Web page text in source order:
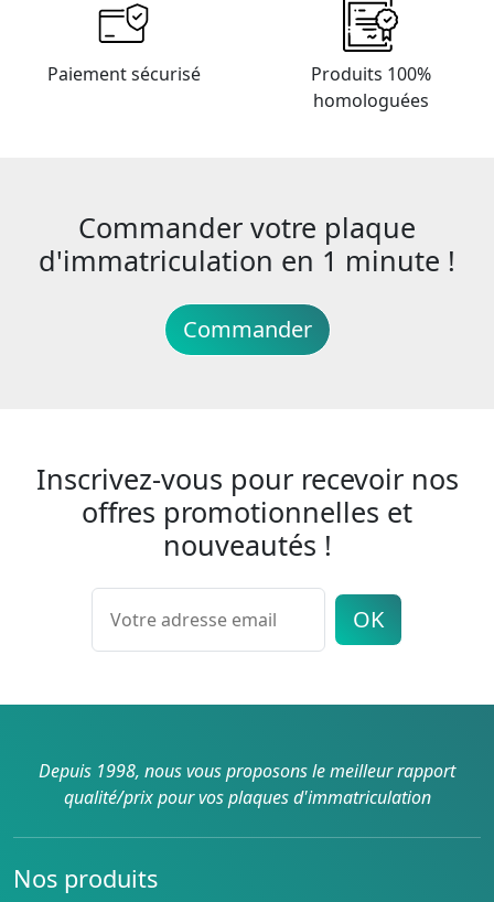
Paiement sécurisé
Produits 100%
homologuées
Commander votre plaque
d'immatriculation en 1 minute !
Commander
Inscrivez-vous pour recevoir nos
offres promotionnelles et
nouveautés !
OK
Depuis 1998, nous vous proposons le meilleur rapport
qualité/prix pour vos plaques d'immatriculation
Nos produits